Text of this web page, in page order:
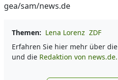
gea/sam/news.de
Themen: Lena Lorenz ZDF
Erfahren Sie hier mehr über die
und die Redaktion von news.de.